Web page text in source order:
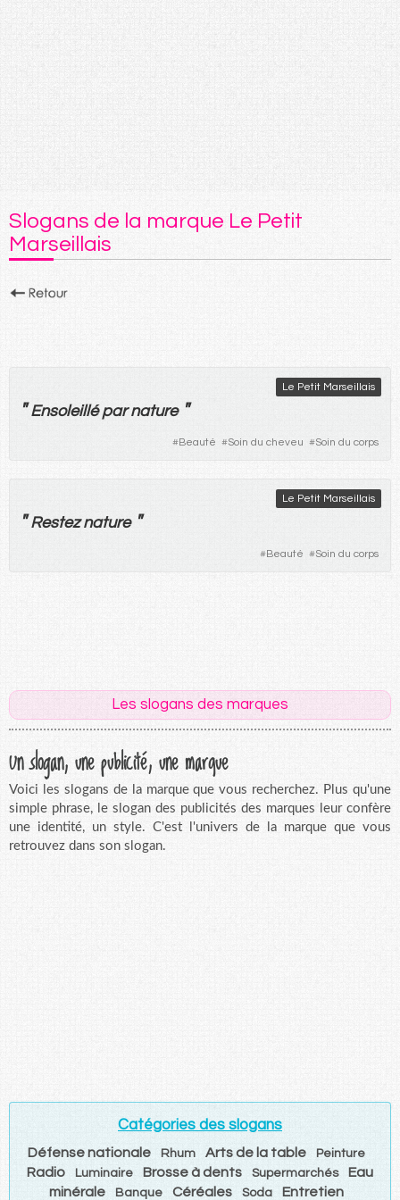
Slogans de la marque Le Petit
Marseillais
Le Petit Marseillais
" Ensoleillé par nature "
#Beauté #Soin du cheveu #Soin du corps
Le Petit Marseillais
" Restez nature "
#Beauté #Soin du corps
Les slogans des marques
Un slogan, une publicité, une marque
Voici les slogans de la marque que vous recherchez. Plus qu'une
simple phrase, le slogan des publicités des marques leur confère
une identité, un style. C'est l'univers de la marque que vous
retrouvez dans son slogan.
Catégories des slogans
Défense nationale Rhum Arts de la table Peinture
Radio Luminaire Brosse à dents Supermarchés
Eau
minérale
Banque Céréales Soda Entretien